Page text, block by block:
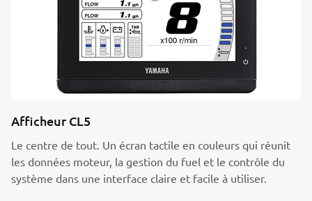
Afficheur CL5
Le centre de tout. Un écran tactile en couleurs qui réunit
les données moteur, la gestion du fuel et le contrôle du
système dans une interface claire et facile à utiliser.